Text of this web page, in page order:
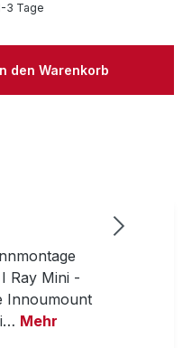
3 Tage
den
den Warenkorb
Ray Mini -
Innoumount
Mehr